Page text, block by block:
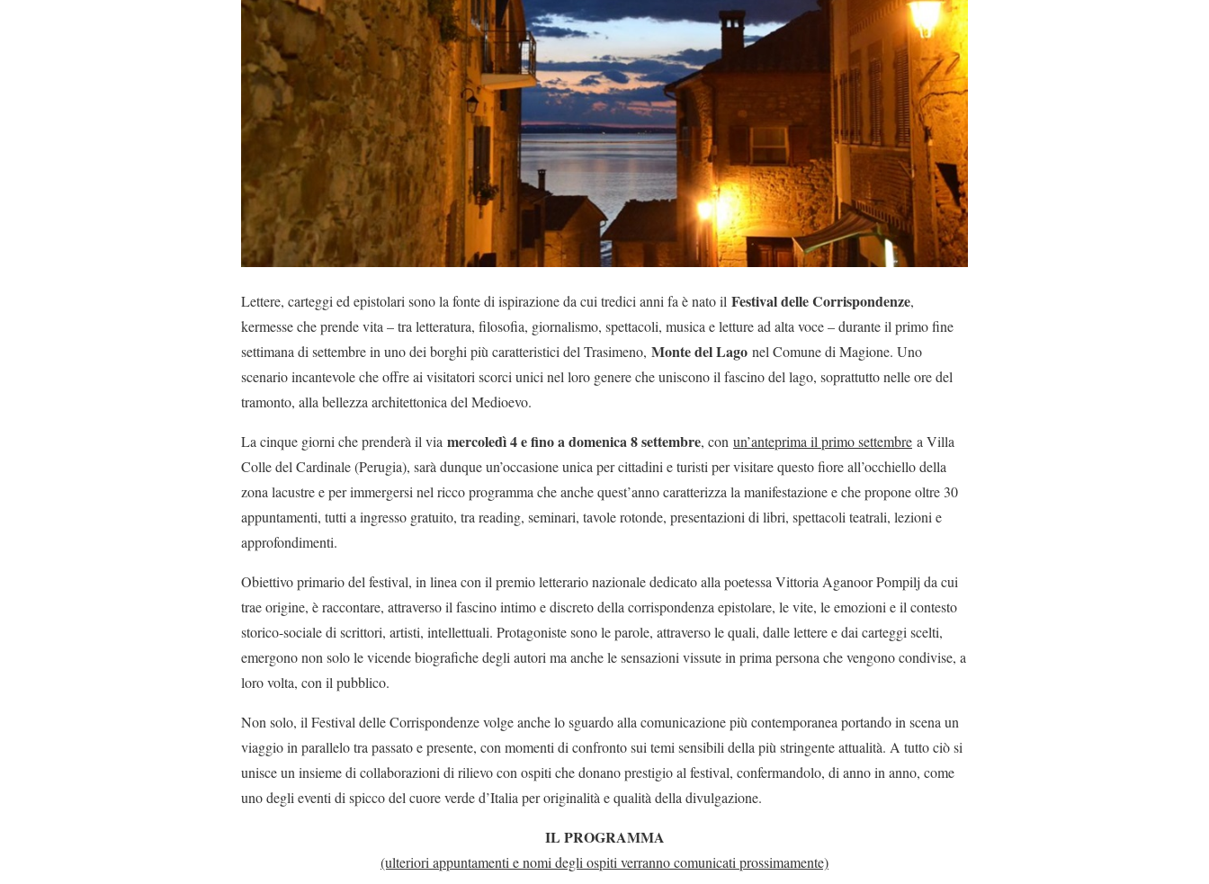
Lettere, carteggi ed epistolari sono la fonte di ispirazione da cui tredici anni fa è nato il Festival delle Corrispondenze,
kermesse che prende vita – tra letteratura, filosofia, giornalismo, spettacoli, musica e letture ad alta voce – durante il primo fine
settimana di settembre in uno dei borghi più caratteristici del Trasimeno, Monte del Lago nel Comune di Magione. Uno
scenario incantevole che offre ai visitatori scorci unici nel loro genere che uniscono il fascino del lago, soprattutto nelle ore del
tramonto, alla bellezza architettonica del Medioevo.
La cinque giorni che prenderà il via mercoledì 4 e fino a domenica 8 settembre, con un’anteprima il primo settembre a Villa
Colle del Cardinale (Perugia), sarà dunque un’occasione unica per cittadini e turisti per visitare questo fiore all’occhiello della
zona lacustre e per immergersi nel ricco programma che anche quest’anno caratterizza la manifestazione e che propone oltre 30
appuntamenti, tutti a ingresso gratuito, tra reading, seminari, tavole rotonde, presentazioni di libri, spettacoli teatrali, lezioni e
approfondimenti.
Obiettivo primario del festival, in linea con il premio letterario nazionale dedicato alla poetessa Vittoria Aganoor Pompilj da cui
trae origine, è raccontare, attraverso il fascino intimo e discreto della corrispondenza epistolare, le vite, le emozioni e il contesto
storico-sociale di scrittori, artisti, intellettuali. Protagoniste sono le parole, attraverso le quali, dalle lettere e dai carteggi scelti,
emergono non solo le vicende biografiche degli autori ma anche le sensazioni vissute in prima persona che vengono condivise, a
loro volta, con il pubblico.
Non solo, il Festival delle Corrispondenze volge anche lo sguardo alla comunicazione più contemporanea portando in scena un
viaggio in parallelo tra passato e presente, con momenti di confronto sui temi sensibili della più stringente attualità. A tutto ciò si
unisce un insieme di collaborazioni di rilievo con ospiti che donano prestigio al festival, confermandolo, di anno in anno, come
uno degli eventi di spicco del cuore verde d’Italia per originalità e qualità della divulgazione.
IL PROGRAMMA
(ulteriori appuntamenti e nomi degli ospiti verranno comunicati prossimamente)